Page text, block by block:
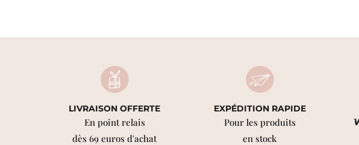
LIVRAISON OFFERTE
En point relais
dès 69 euros d'achat
EXPÉDITION RAPIDE
Pour les produits
en stock